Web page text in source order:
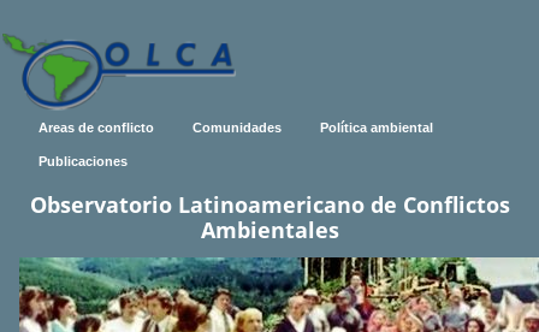
Areas de conflicto Comunidades Política ambiental
Publicaciones
Observatorio Latinoamericano de Conflictos
Ambientales